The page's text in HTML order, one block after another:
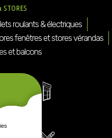
stores
roulants & électriques
fenêtres et stores vérandas
et balcons